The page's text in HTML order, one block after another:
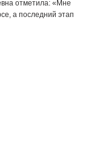
отметила: «Мне
а последний этап